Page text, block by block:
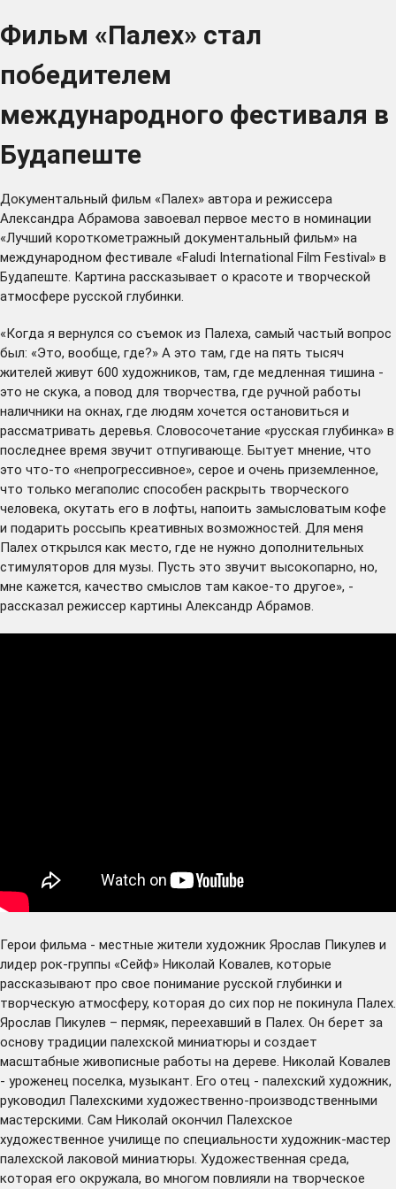
Фильм «Палех» стал
победителем
международного фестиваля в
Будапеште
Документальный фильм «Палех» автора и режиссера
Александра Абрамова завоевал первое место в номинации
«Лучший короткометражный документальный фильм» на
международном фестивале «Faludi International Film Festival» в
Будапеште. Картина рассказывает о красоте и творческой
атмосфере русской глубинки.
«Когда я вернулся со съемок из Палеха, самый частый вопрос
был: «Это, вообще, где?» А это там, где на пять тысяч
жителей живут 600 художников, там, где медленная тишина -
это не скука, а повод для творчества, где ручной работы
наличники на окнах, где людям хочется остановиться и
рассматривать деревья. Словосочетание «русская глубинка» в
последнее время звучит отпугивающе. Бытует мнение, что
это что-то «непрогрессивное», серое и очень приземленное,
что только мегаполис способен раскрыть творческого
человека, окутать его в лофты, напоить замысловатым кофе
и подарить россыпь креативных возможностей. Для меня
Палех открылся как место, где не нужно дополнительных
стимуляторов для музы. Пусть это звучит высокопарно, но,
мне кажется, качество смыслов там какое-то другое», -
рассказал режиссер картины Александр Абрамов.
Герои фильма - местные жители художник Ярослав Пикулев и
лидер рок-группы «Сейф» Николай Ковалев, которые
рассказывают про свое понимание русской глубинки и
творческую атмосферу, которая до сих пор не покинула Палех.
Ярослав Пикулев – пермяк, переехавший в Палех. Он берет за
основу традиции палехской миниатюры и создает
масштабные живописные работы на дереве. Николай Ковалев
- уроженец поселка, музыкант. Его отец - палехский художник,
руководил Палехскими художественно-производственными
мастерскими. Сам Николай окончил Палехское
художественное училище по специальности художник-мастер
палехской лаковой миниатюры. Художественная среда,
которая его окружала, во многом повлияли на творческое